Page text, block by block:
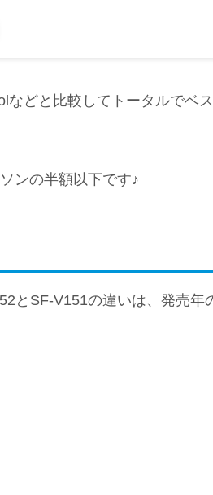
などと比較してトータルでベ
ンの半額以下です♪
とSF-V151の違いは、発売年